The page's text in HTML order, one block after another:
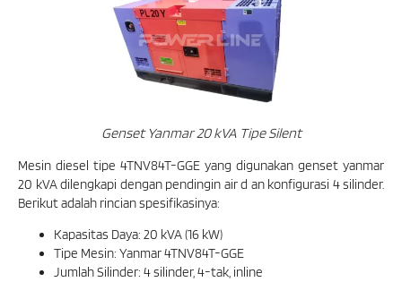
Genset Yanmar 20 kVA Tipe Silent
Mesin diesel tipe 4TNV84T-GGE yang digunakan genset yanmar
20 kVA dilengkapi dengan pendingin air d an konfigurasi 4 silinder.
Berikut adalah rincian spesifikasinya:
Kapasitas Daya: 20 kVA (16 kW)
Tipe Mesin: Yanmar 4TNV84T-GGE
Jumlah Silinder: 4 silinder, 4-tak, inline